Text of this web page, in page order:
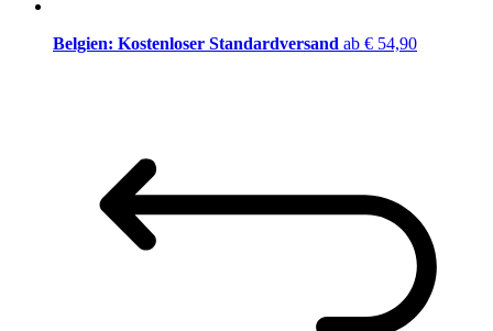
Belgien: Kostenloser Standardversand ab € 54,90